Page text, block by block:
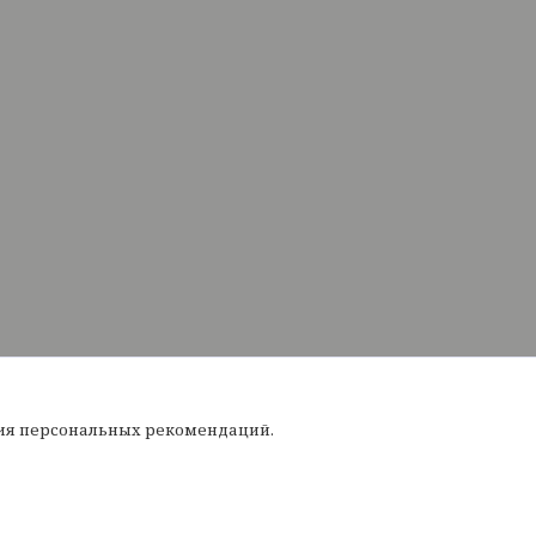
персональных рекомендаций.